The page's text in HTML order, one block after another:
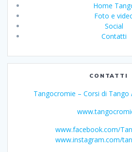
Home
Foto e
Social
Contatti
CONTATTI
Tangocromie – Corsi di
www.facebook.com/
www.instagram.com/